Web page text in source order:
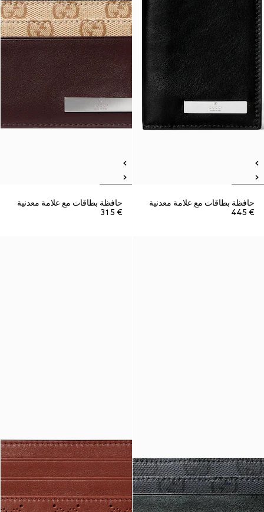
حافظة بطاقات مع علامة معدنية
€ 445
حافظة بطاقات مع علامة معدنية
€ 315